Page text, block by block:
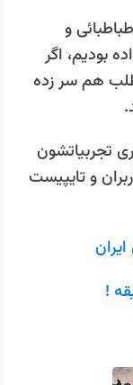
و
بودیم، اگر
هم سر زده
تجربیاتشون
و تایپیست